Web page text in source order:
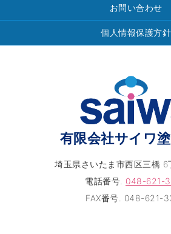
お問い合わせ
個人情報保護方針
有限会社サイワ
埼玉県さいたま市西区三橋
電話番号. 048-621-
FAX番号. 048-621-